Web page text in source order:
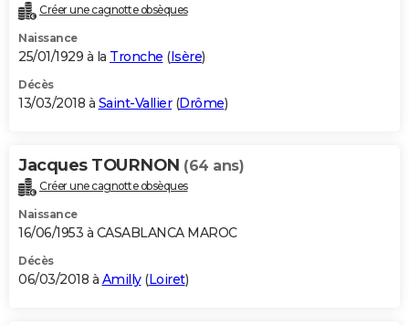
Créer une cagnotte obsèques
Naissance
25/01/1929 à la Tronche (Isère)
Décès
13/03/2018 à Saint-Vallier(Drôme)
Jacques TOURNON (64 ans)
Créer une cagnotte obsèques
Naissance
16/06/1953 à CASABLANCA MAROC
Décès
06/03/2018 à Amilly(Loiret)